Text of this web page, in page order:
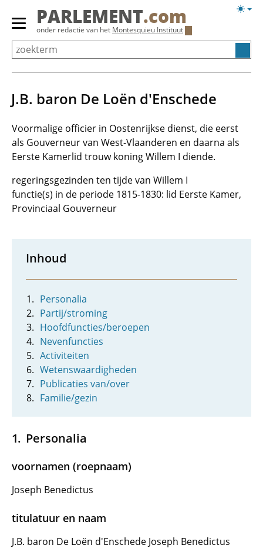
Overslaan
Primair
menu
tonen/verbergen
PARLEMENT.com
onder redactie van het Montesquieu Instituut
J.B. baron De Loën d'Enschede
Voormalige officier in Oostenrijkse dienst, die eerst
als Gouverneur van West-Vlaanderen en daarna als
Eerste Kamerlid trouw koning Willem I diende.
regeringsgezinden ten tijde van Willem I
functie(s) in de periode 1815-1830: lid Eerste Kamer,
Provinciaal Gouverneur
Inhoud
Personalia
Partij/stroming
Hoofdfuncties/beroepen
Nevenfuncties
Activiteiten
Wetenswaardigheden
Publicaties van/over
Familie/gezin
Personalia
voornamen (roepnaam)
Joseph Benedictus
titulatuur en naam
J.B. baron De Loën d'Enschede Joseph Benedictus